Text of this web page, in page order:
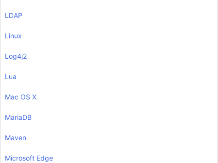
LDAP
Linux
Log4j2
Lua
Mac OS X
MariaDB
Maven
Microsoft Edge